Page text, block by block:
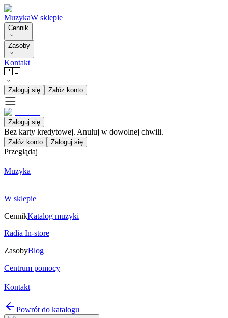
MuzykaW sklepie
Cennik
Zasoby
Kontakt
🇵🇱
Zaloguj się Załóż konto
Zaloguj się
Bez karty kredytowej. Anuluj w dowolnej chwili.
Załóż konto Zaloguj się
Przeglądaj
Muzyka
W sklepie
CennikKatalog muzyki
Radia In-store
ZasobyBlog
Centrum pomocy
Kontakt
Powrót do katalogu